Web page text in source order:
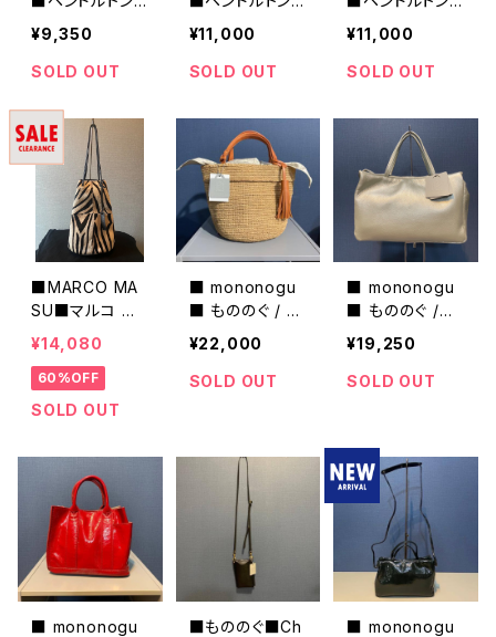
■MARIEさんコ
ラボ マルチ・ネ
ックポーチ■KH
¥9,350
SOLD OUT
■MARIEさんコ
ラボDRAW 2W
AY BAG■KHA
¥11,000
SOLD OUT
■MARIEさんコ
ラボDRAW 2W
AY BAG■BLA
¥11,000
SOLD OUT
■MARCO MA
SU■マルコ マ
ージ■ハラコ・
ゼブラ柄巾着BA
G■程よいサイ
ズで可愛い
¥14,080
60%OFF
SOLD OUT
■ mononogu
■ もののぐ / 2
WAY かごBAG・
BK16-RF■MA
DE IN JAPAN
¥22,000
SOLD OUT
■ mononogu
■ もののぐ /ミ
ニショルダー・シ
ルバー・PO3-C
G■MADE IN J
¥19,250
SOLD OUT
■ mononogu
■もののぐ■Ch
■ mononogu